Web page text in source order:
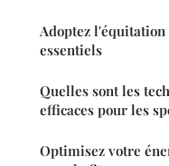
Adoptez
essentiels
Quelles sont les
efficaces pour les
Optimisez votre